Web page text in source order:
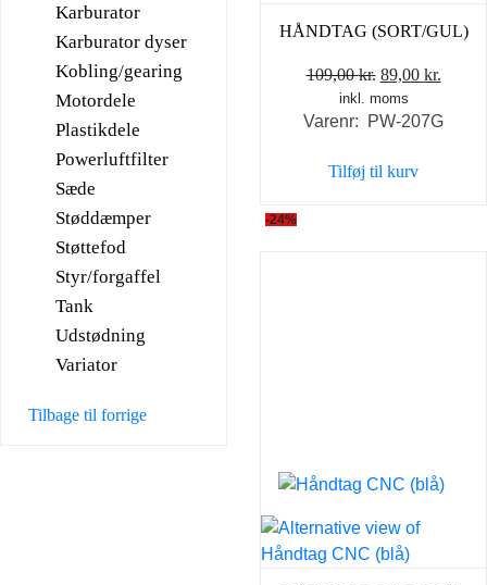
Karburator
Karburator dyser
Kobling/gearing
Motordele
Plastikdele
Powerluftfilter
Sæde
Støddæmper
Støttefod
Styr/forgaffel
Tank
Udstødning
Variator
Tilbage til forrige
HÅNDTAG (SORT/GUL)
109,00kr. Den
oprindelige
pris
109,00 kr..
89,00 kr.
pris
inkl. moms
Varenr: PW-207G
Tilføj til kurv
-24%